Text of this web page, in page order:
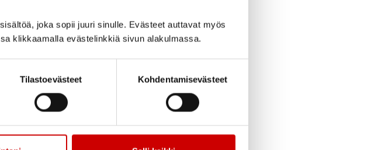
joka sopii juuri sinulle. Evästeet auttavat myös
klikkaamalla evästelinkkiä sivun alakulmassa.
Tilastoevästeet Kohdentamisevästeet
ja veden erityksen vähenemiseen ja
erityisen haitallisiasydämen
olla vajaatoiminnan vaikeutuminen.
siten, että tukosvaara kasvaa.
kohonnut riski saada uusi